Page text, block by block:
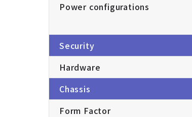
Power configurations
Security
Hardware
Chassis
Form Factor